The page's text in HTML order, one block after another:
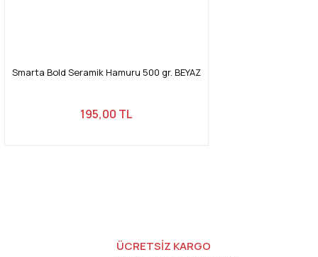
Smarta Bold Seramik Hamuru 500 gr. BEYAZ
195,00 TL
ÜCRETSİZ KARGO